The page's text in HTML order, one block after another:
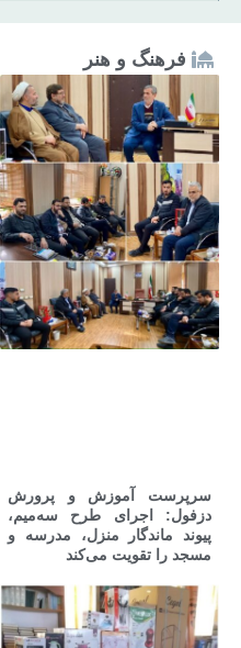
فرهنگ و هنر
سرپرست آموزش و پرورش
دزفول: اجرای طرح سه‌میم،
پیوند ماندگار منزل، مدرسه و
مسجد را تقویت می‌کند